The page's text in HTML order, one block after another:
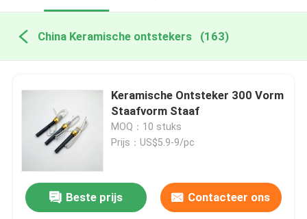
China Keramische ontstekers (163)
Keramische Ontsteker 300 Vorm
Staafvorm Staaf
MOQ：10 stuks
Prijs：US$5.9-9/pc
Beste prijs Contacteer ons